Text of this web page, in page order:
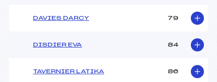
DAVIES DARCY 79
DISDIER EVA 84
TAVERNIER LATIKA 86